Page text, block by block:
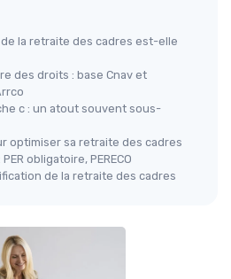
la retraite des cadres est-elle
des droits : base Cnav et
c : un atout souvent sous-
optimiser sa retraite des cadres
obligatoire, PERECO
de la retraite des cadres